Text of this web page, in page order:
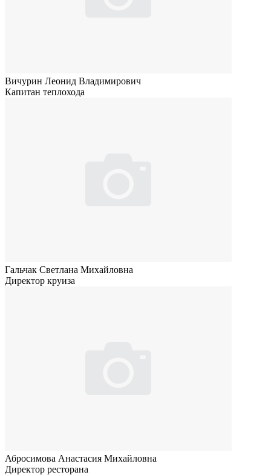
Вичурин Леонид Владимирович
Капитан теплохода
Гальчак Светлана Михайловна
Директор круиза
Абросимова Анастасия Михайловна
Директор ресторана